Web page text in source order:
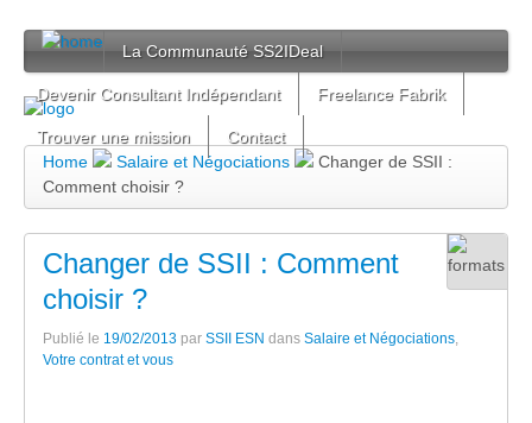
La Communauté SS2IDeal
Devenir Consultant Indépendant Freelance Fabrik
Trouver une mission
Contact
Home
Salaire et Négociations
Changer de SSII :
Comment choisir ?
Changer de SSII : Comment
choisir ?
Publié le 19/02/2013 par SSII ESN dans Salaire et Négociations,
Votre contrat et vous